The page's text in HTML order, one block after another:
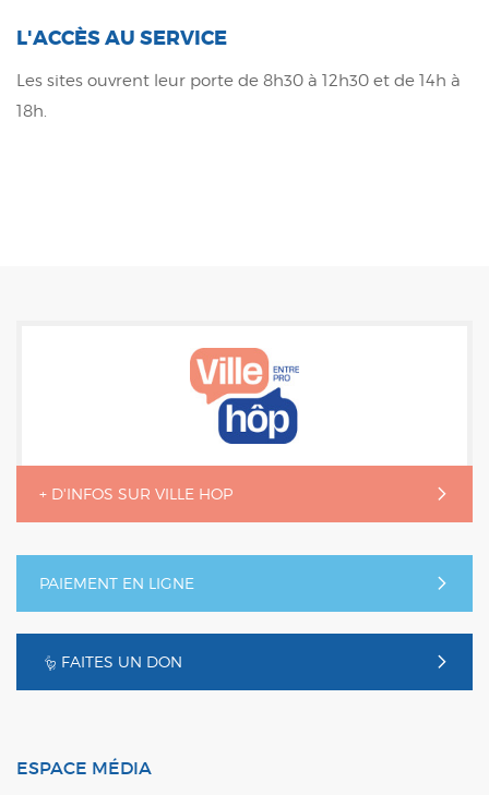
L'ACCÈS AU SERVICE
Les sites ouvrent leur porte de 8h30 à 12h30 et de 14h à
18h.
+ D'INFOS SUR VILLE HOP
PAIEMENT EN LIGNE
FAITES UN DON
ESPACE MÉDIA